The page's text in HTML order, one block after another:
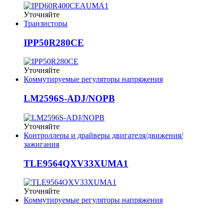
Уточняйте
Транзисторы
IPP50R280CE
Уточняйте
Коммутируемые регуляторы напряжения
LM2596S-ADJ/NOPB
Уточняйте
Контроллеры и драйверы двигателя/движения/
зажигания
TLE9564QXV33XUMA1
Уточняйте
Коммутируемые регуляторы напряжения